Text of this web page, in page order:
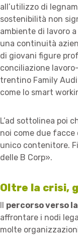
all’utilizzo di
sostenibilità non
ambiente di lavoro
una continuità
di giovani figure
conciliazione
trentino Family
come lo smart
L’ad sottolinea poi
noi come due facce
unico contenitore.
delle B Corp».
Oltre la crisi,
Il percorso verso
affrontare i nodi
molte